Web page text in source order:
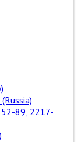
89, 2217-